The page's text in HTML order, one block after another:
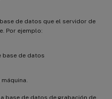
de datos que el servidor de
Por ejemplo:
base de datos de grabación de